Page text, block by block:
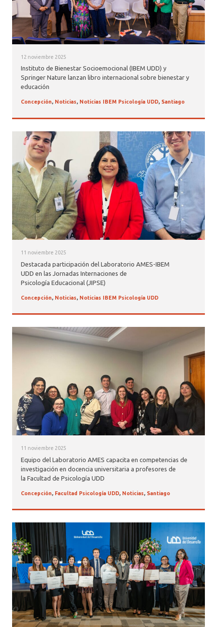
12 noviembre 2025
Instituto de Bienestar Socioemocional (IBEM UDD) y
Springer Nature lanzan libro internacional sobre bienestar y
educación
Concepción, Noticias, Noticias IBEM Psicología UDD, Santiago
11 noviembre 2025
Destacada participación del Laboratorio AMES-IBEM
UDD en las Jornadas Internaciones de
Psicología Educacional (JIPSE)
Concepción, Noticias, Noticias IBEM Psicología UDD
11 noviembre 2025
Equipo del Laboratorio AMES capacita en competencias de
investigación en docencia universitaria a profesores de
la Facultad de Psicología UDD
Concepción, Facultad Psicología UDD, Noticias, Santiago